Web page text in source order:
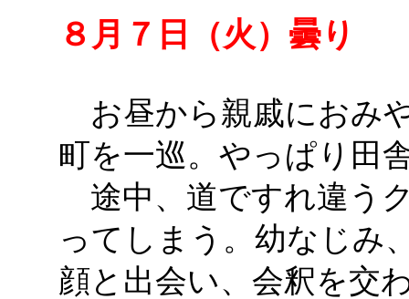
８月７日（火）曇り
お昼から親戚におみ
町を一巡。やっぱり田
途中、道ですれ違う
ってしまう。幼なじ
顔と出会い、会釈を交